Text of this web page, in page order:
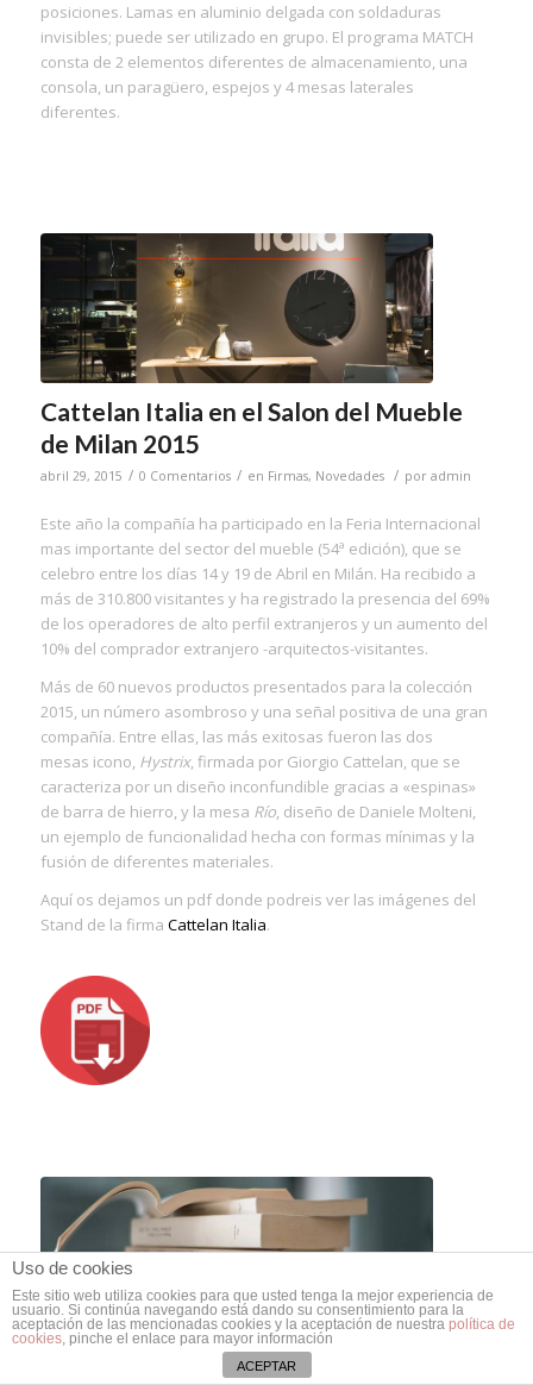
posiciones. Lamas en aluminio delgada con soldaduras
invisibles; puede ser utilizado en grupo. El programa MATCH
consta de 2 elementos diferentes de almacenamiento, una
consola, un paragüero, espejos y 4 mesas laterales
diferentes.
Cattelan Italia en el Salon del Mueble
de Milan 2015
abril 29, 2015 / 0 Comentarios / en Firmas, Novedades / por admin
Este año la compañía ha participado en la Feria Internacional
mas importante del sector del mueble (54ª edición), que se
celebro entre los días 14 y 19 de Abril en Milán. Ha recibido a
más de 310.800 visitantes y ha registrado la presencia del 69%
de los operadores de alto perfil extranjeros y un aumento del
10% del comprador extranjero -arquitectos-visitantes.
Más de 60 nuevos productos presentados para la colección
2015, un número asombroso y una señal positiva de una gran
compañía. Entre ellas, las más exitosas fueron las dos
mesas icono, Hystrix, firmada por Giorgio Cattelan, que se
caracteriza por un diseño inconfundible gracias a «espinas»
de barra de hierro, y la mesa Río, diseño de Daniele Molteni,
un ejemplo de funcionalidad hecha con formas mínimas y la
fusión de diferentes materiales.
Aquí os dejamos un pdf donde podreis ver las imágenes del
Stand de la firma Cattelan Italia.
Uso de cookies
Este sitio web utiliza cookies para que usted tenga la mejor experiencia de
usuario. Si continúa navegando está dando su consentimiento para la
aceptación de las mencionadas cookies y la aceptación de nuestra política de
cookies, pinche el enlace para mayor información
ACEPTAR